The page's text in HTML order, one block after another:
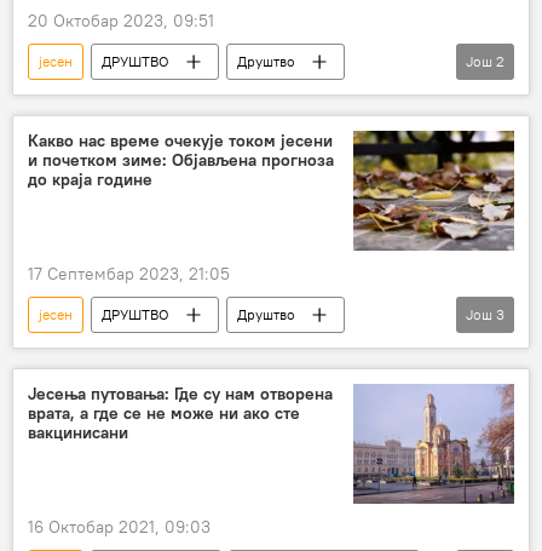
20 Октобар 2023, 09:51
јесен ДРУШТВО
Друштво
Србија – друштво
Временска прогноза
Још 2
Какво нас време очекује током јесени
и почетком зиме: Објављена прогноза
до краја године
17 Септембар 2023, 21:05
јесен ДРУШТВО
Друштво
Србија – друштво
Временска прогноза
РХМЗ
Још 3
Јесења путовања: Где су нам отворена
врата, а где се не може ни ако сте
вакцинисани
16 Октобар 2021, 09:03